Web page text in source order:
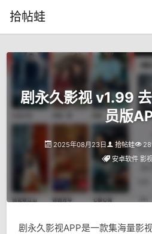
拾帖蛙
剧永久影视 v1.99
员版
2025年08月23日 拾帖蛙
安卓软件 影
剧永久影视APP是一款集海量影